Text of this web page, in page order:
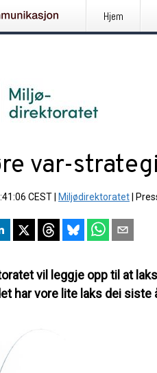
Hjem
var-
CEST Miljødirektoratet
vil leggje opp til at
har vore lite laks dei siste